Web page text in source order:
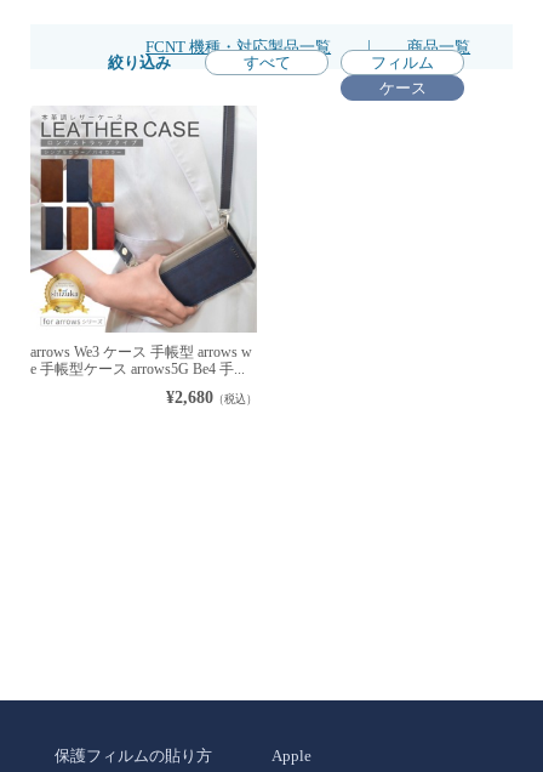
FCNT 機種・対応製品一覧 |
商品一覧
絞り込み
すべて
フィルム
ケース
arrows We3 ケース 手帳型 arrows w
e 手帳型ケース arrows5G Be4 手...
¥2,680（税込）
保護フィルムの貼り方 Apple